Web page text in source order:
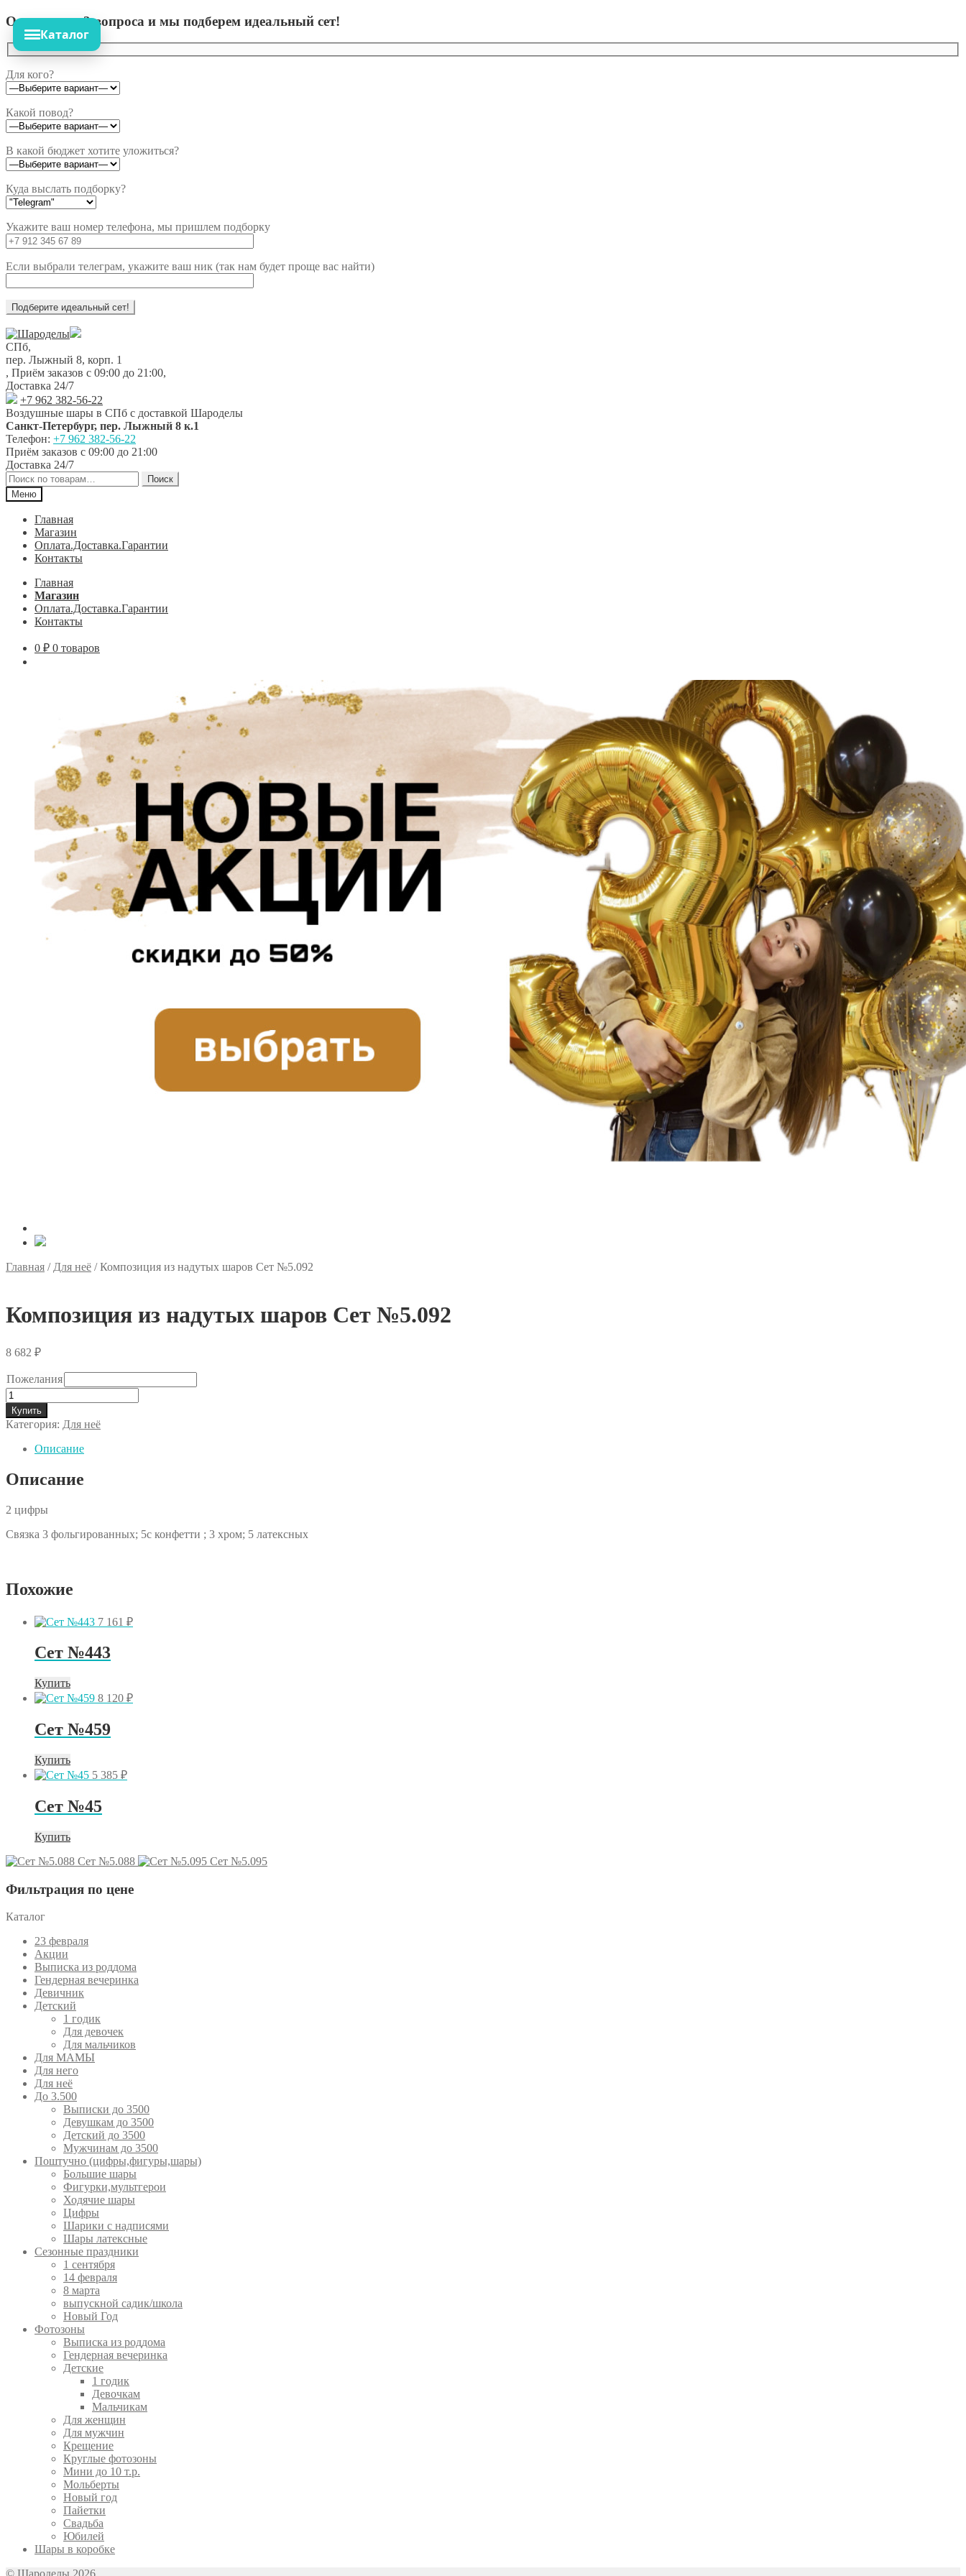
Ответьте на 3 вопроса и мы подберем идеальный сет!
Для кого?
Какой повод?
В какой бюджет хотите уложиться?
Куда выслать подборку?
Укажите ваш номер телефона, мы пришлем подборку
Если выбрали телеграм, укажите ваш ник (так нам будет проще вас найти)
Перейти
к
навигации
Перейти
к
содержимому
СПб,
пер. Лыжный 8, корп. 1
, Приём заказов с 09:00 до 21:00,
Доставка 24/7
+7 962 382-56-22
Воздушные шары в СПб с доставкой Шароделы
Санкт-Петербург, пер. Лыжный 8 к.1
Телефон: +7 962 382-56-22
Приём заказов с 09:00 до 21:00
Доставка 24/7
Искать:
Поиск
Меню
Главная
Магазин
Оплата.Доставка.Гарантии
Контакты
Главная
Магазин
Оплата.Доставка.Гарантии
Контакты
0 ₽ 0 товаров
Каталог
Главная / Для неё /Композиция из надутых шаров Сет №5.092
Композиция из надутых шаров Сет №5.092
8 682 ₽
Пожелания
Количество
товара
Композиция
из
надутых
шаров
Сет
№5.092
Купить
Категория: Для неё
Описание
Описание
2 цифры
Связка 3 фольгированных; 5с конфетти ; 3 хром; 5 латексных
Похожие
7 161 ₽
Сет №443
Купить
8 120 ₽
Сет №459
Купить
5 385 ₽
Сет №45
Купить
Сет №5.088
Сет №5.095
Фильтрация по цене
Каталог
23 февраля
Акции
Выписка из роддома
Гендерная вечеринка
Девичник
Детский
1 годик
Для девочек
Для мальчиков
Для МАМЫ
Для него
Для неё
До 3.500
Выписки до 3500
Девушкам до 3500
Детский до 3500
Мужчинам до 3500
Поштучно (цифры,фигуры,шары)
Большие шары
Фигурки,мультгерои
Ходячие шары
Цифры
Шарики с надписями
Шары латексные
Сезонные праздники
1 сентября
14 февраля
8 марта
выпускной садик/школа
Новый Год
Фотозоны
Выписка из роддома
Гендерная вечеринка
Детские
1 годик
Девочкам
Мальчикам
Для женщин
Для мужчин
Крещение
Круглые фотозоны
Мини до 10 т.р.
Мольберты
Новый год
Пайетки
Свадьба
Юбилей
Шары в коробке